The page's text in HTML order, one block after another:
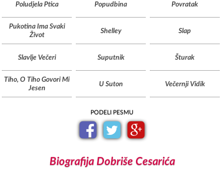
PODELI PESMU
Biografija Dobriše Cesarića
Poludjela Ptica Popudbina Povratak
Pukotina Ima Svaki
Život
Shelley Slap
Slavlje Večeri Suputnik Šturak
Tiho, O Tiho Govori Mi
Jesen
U Suton Večernji Vidik